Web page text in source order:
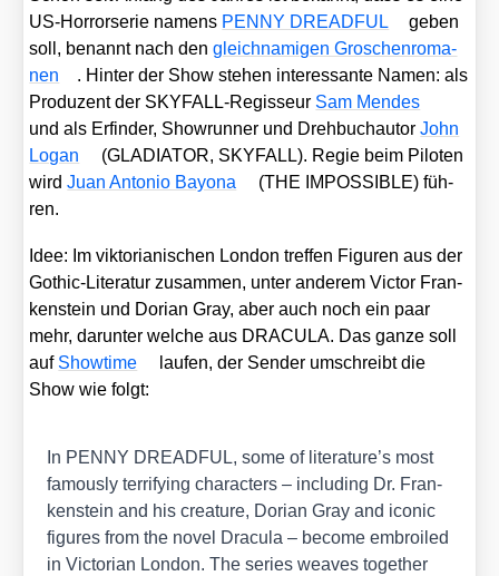
US-Hor­ror­se­rie namens PENNY DREADFUL
geben
soll, benannt nach dengleich­na­mi­gen Gro­schen­ro­ma­
nen
. Hin­ter der Show ste­hen inter­es­san­te Namen: als
Pro­du­zent der SKY­FALL-Regis­seur Sam Men­des
und als Erfin­der, Show­run­ner und Dreh­buch­au­torJohn
Logan
(GLADIATOR, SKYFALL). Regie beim Pilo­ten
wirdJuan Anto­nio Bayo­na
(THE IMPOSSIBLE) füh­
ren.
Idee: Im vik­to­ria­ni­schen Lon­don tref­fen Figu­ren aus der
Gothic-Lite­ra­tur zusam­men, unter ande­rem Vic­tor Fran­
ken­stein und Dori­an Gray, aber auch noch ein paar
mehr, dar­un­ter wel­che aus DRACULA. Das gan­ze soll
auf Show­time
lau­fen, der Sen­der umschreibt die
Show wie folgt:
In PENNY DREADFUL, some of literature’s most
famously ter­ri­fy­ing cha­rac­ters – inclu­ding Dr. Fran­
ken­stein and his crea­tu­re, Dori­an Gray and ico­nic
figu­res from the novel Dra­cu­la – beco­me embroi­led
in Vic­to­ri­an Lon­don. The series wea­ves tog­e­ther